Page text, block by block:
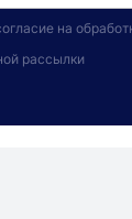
на
рассылки